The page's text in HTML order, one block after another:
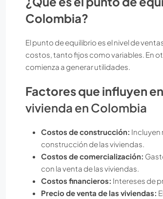
Colombia?
El punto de equilibrio es el nivel de
costos, tanto fijos como variables. En
comienza a generar utilidades.
Factores que influyen
vivienda en Colombia
Costos de construcción: Incluyen
construcción de las viviendas.
Costos de comercialización:
con la venta de las viviendas.
Costos financieros: Intereses de
Precio de venta de las viviendas: